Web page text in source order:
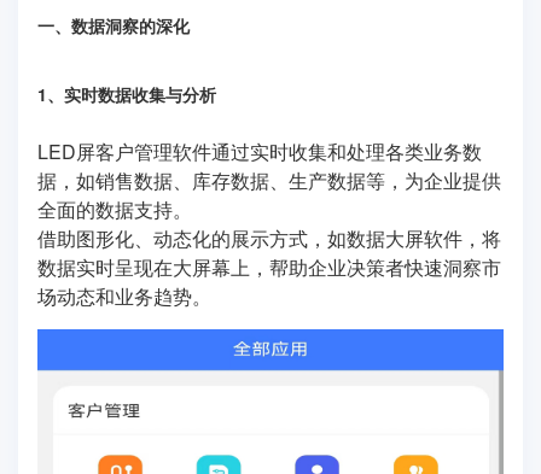
一、数据洞察的深化
1、实时数据收集与分析
LED屏客户管理软件通过实时收集和处理各类业务数
据，如销售数据、库存数据、生产数据等，为企业提供
全面的数据支持。
借助图形化、动态化的展示方式，如数据大屏软件，将
数据实时呈现在大屏幕上，帮助企业决策者快速洞察市
场动态和业务趋势。